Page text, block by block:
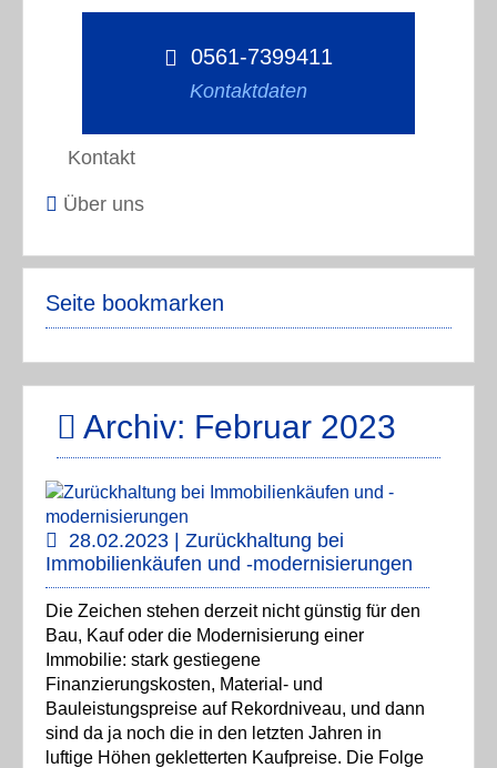
0561-7399411
Kontaktdaten
Kontakt
Über uns
Seite bookmarken
Archiv: Februar 2023
28.02.2023 | Zurückhaltung bei
Immobilienkäufen und -modernisierungen
Die Zeichen stehen derzeit nicht günstig für den
Bau, Kauf oder die Modernisierung einer
Immobilie: stark gestiegene
Finanzierungskosten, Material- und
Bauleistungspreise auf Rekordniveau, und dann
sind da ja noch die in den letzten Jahren in
luftige Höhen gekletterten Kaufpreise. Die Folge